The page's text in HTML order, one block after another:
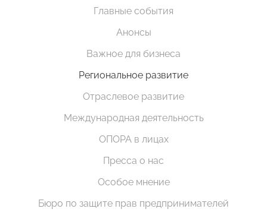
Главные события
Анонсы
Важное для бизнеса
Региональное развитие
Отраслевое развитие
Международная деятельность
ОПОРА в лицах
Пресса о нас
Особое мнение
Бюро по защите прав предпринимателей